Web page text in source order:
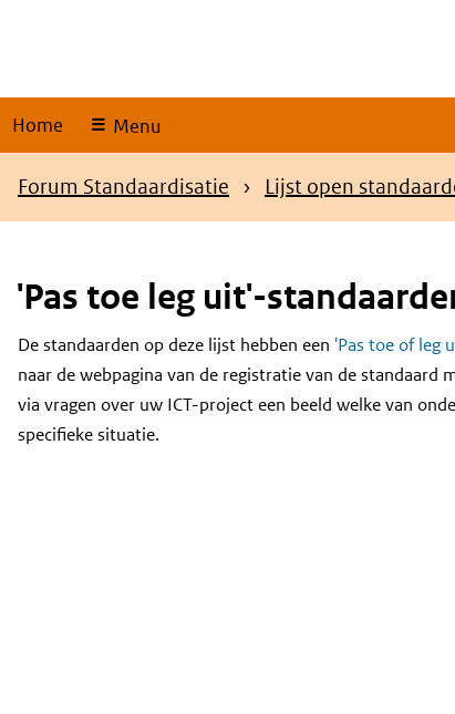
Home Menu
Kruimelpad
Forum Standaardisatie Lijst open
'Pas toe leg uit'-
Content
De standaarden op deze lijst hebben een 'Pas toe of leg
naar de webpagina van de registratie van de standaard
via vragen over uw ICT-project een beeld welke van
specifieke situatie.